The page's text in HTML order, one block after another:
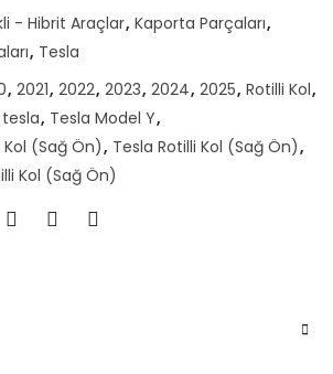
- Hibrit Araçlar, Kaporta Parçaları,
, Tesla
, 2021, 2022, 2023, 2024, 2025, Rotilli Kol,
tesla, Tesla Model Y,
Kol (Sağ Ön), Tesla Rotilli Kol (Sağ Ön),
Kol (Sağ Ön)